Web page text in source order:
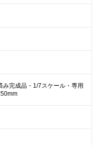
み完成品・1/7スケール・専用